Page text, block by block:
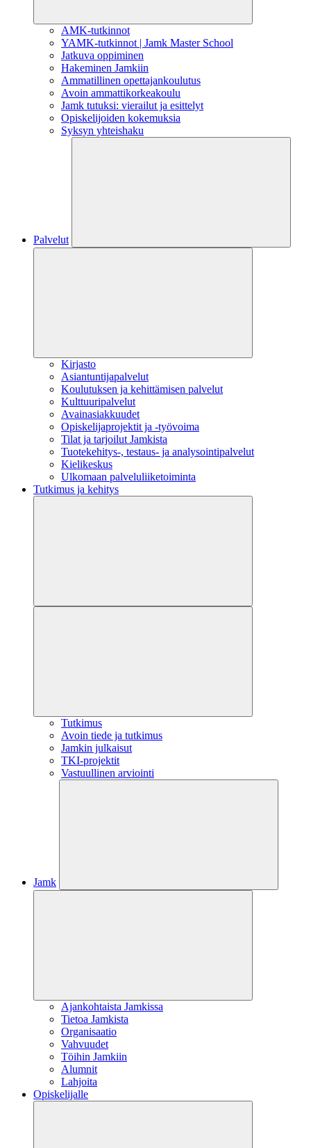
AMK-tutkinnot
YAMK-tutkinnot | Jamk Master School
Jatkuva oppiminen
Hakeminen Jamkiin
Ammatillinen opettajankoulutus
Avoin ammattikorkeakoulu
Jamk tutuksi: vierailut ja esittelyt
Opiskelijoiden kokemuksia
Syksyn yhteishaku
Palvelut
Kirjasto
Asiantuntijapalvelut
Koulutuksen ja kehittämisen palvelut
Kulttuuripalvelut
Avainasiakkuudet
Opiskelijaprojektit​ ja -työvoima
Tilat ja tarjoilut Jamkista
Tuotekehitys-, testaus- ja analysointipalvelut
Kielikeskus
Ulkomaan palveluliiketoiminta
Tutkimus ja kehitys
Tutkimus
Avoin tiede ja tutkimus
Jamkin julkaisut
TKI-projektit
Vastuullinen arviointi
Jamk
Ajankohtaista Jamkissa
Tietoa Jamkista
Organisaatio
Vahvuudet
Töihin Jamkiin
Alumnit
Lahjoita
Opiskelijalle